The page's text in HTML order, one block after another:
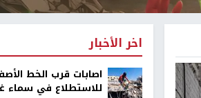
اخر الأخبار
اصابات قرب الخط
للاستطلاع في سماء